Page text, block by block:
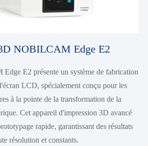
NOBILCAM Edge E2
E2 présente un système de fabrication
LCD, spécialement conçu pour les
à la pointe de la transformation de la
Cet appareil d'impression 3D avancé
rapide, garantissant des résultats
résolution et constants.